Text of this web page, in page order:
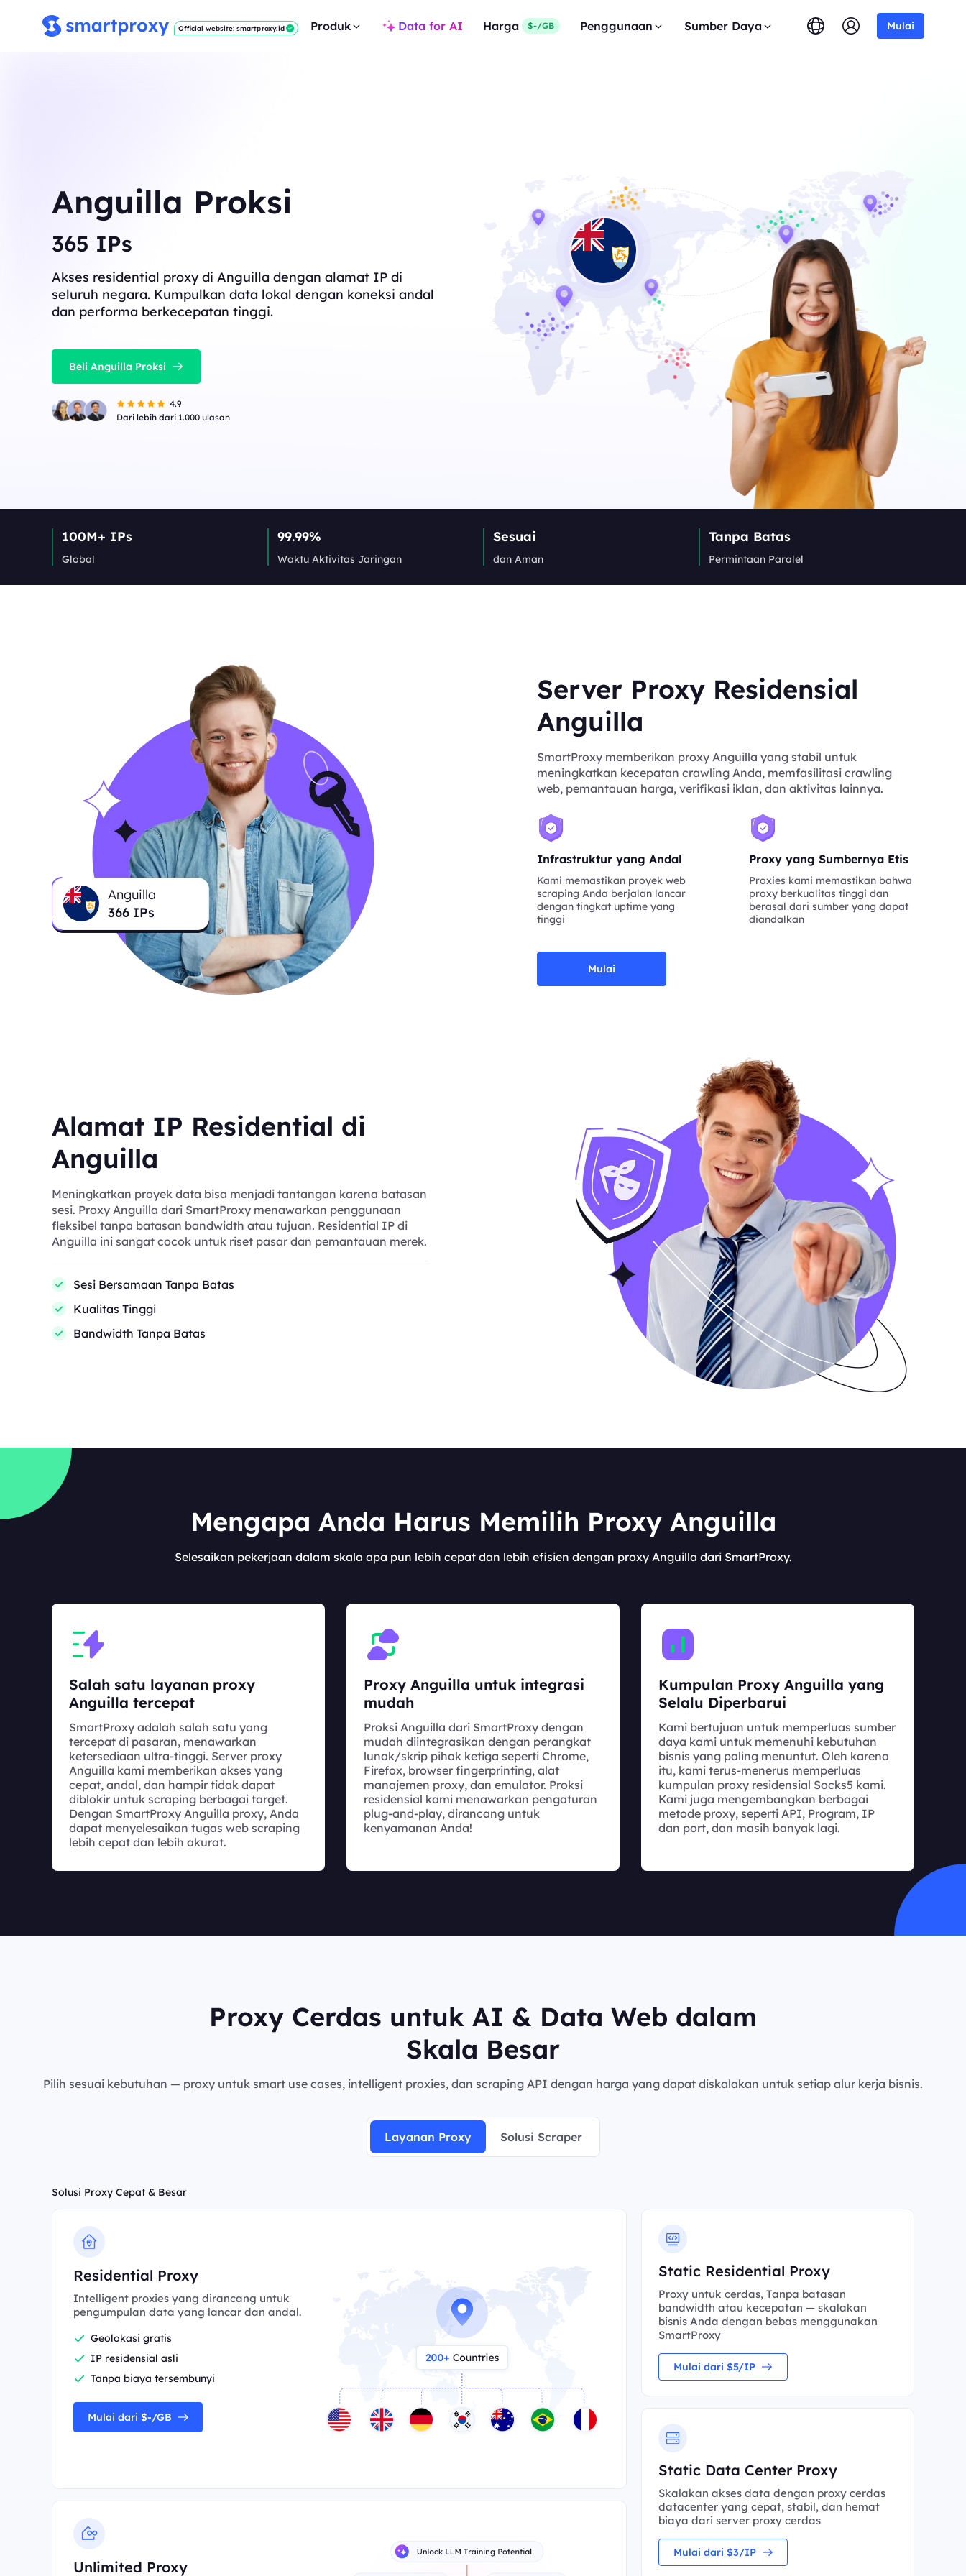
Official website: smartproxy.id Produk Data for AI Harga $-/GB Penggunaan Sumber Daya Mulai
Anguilla Proksi
367 IPs
Akses residential proxy di Anguilla dengan alamat IP di
seluruh negara. Kumpulkan data lokal dengan koneksi andal
dan performa berkecepatan tinggi.
Beli Anguilla Proksi
4.9
Dari lebih dari 1.000 ulasan
100M+ IPs
Global
99.99%
Waktu Aktivitas Jaringan
Sesuai
dan Aman
Tanpa Batas
Permintaan Paralel
Anguilla
367 IPs
Server Proxy Residensial
Anguilla
SmartProxy memberikan proxy Anguilla yang stabil untuk
meningkatkan kecepatan crawling Anda, memfasilitasi crawling
web, pemantauan harga, verifikasi iklan, dan aktivitas lainnya.
Infrastruktur yang Andal
Kami memastikan proyek web
scraping Anda berjalan lancar
dengan tingkat uptime yang
tinggi
Proxy yang Sumbernya Etis
Proxies kami memastikan bahwa
proxy berkualitas tinggi dan
berasal dari sumber yang dapat
diandalkan
Mulai
Alamat IP Residential di
Anguilla
Meningkatkan proyek data bisa menjadi tantangan karena batasan
sesi. Proxy Anguilla dari SmartProxy menawarkan penggunaan
fleksibel tanpa batasan bandwidth atau tujuan. Residential IP di
Anguilla ini sangat cocok untuk riset pasar dan pemantauan merek.
Sesi Bersamaan Tanpa Batas
Kualitas Tinggi
Bandwidth Tanpa Batas
Mengapa Anda Harus Memilih Proxy Anguilla
Selesaikan pekerjaan dalam skala apa pun lebih cepat dan lebih efisien dengan proxy Anguilla dari SmartProxy.
Salah satu layanan proxy
Anguilla tercepat
SmartProxy adalah salah satu yang
tercepat di pasaran, menawarkan
ketersediaan ultra-tinggi. Server proxy
Anguilla kami memberikan akses yang
cepat, andal, dan hampir tidak dapat
diblokir untuk scraping berbagai target.
Dengan SmartProxy Anguilla proxy, Anda
dapat menyelesaikan tugas web scraping
lebih cepat dan lebih akurat.
Proxy Anguilla untuk integrasi
mudah
Proksi Anguilla dari SmartProxy dengan
mudah diintegrasikan dengan perangkat
lunak/skrip pihak ketiga seperti Chrome,
Firefox, browser fingerprinting, alat
manajemen proxy, dan emulator. Proksi
residensial kami menawarkan pengaturan
plug-and-play, dirancang untuk
kenyamanan Anda!
Kumpulan Proxy Anguilla yang
Selalu Diperbarui
Kami bertujuan untuk memperluas sumber
daya kami untuk memenuhi kebutuhan
bisnis yang paling menuntut. Oleh karena
itu, kami terus-menerus memperluas
kumpulan proxy residensial Socks5 kami.
Kami juga mengembangkan berbagai
metode proxy, seperti API, Program, IP
dan port, dan masih banyak lagi.
Proxy Cerdas untuk AI & Data Web dalam
Skala Besar
Pilih sesuai kebutuhan — proxy untuk smart use cases, intelligent proxies, dan scraping API dengan harga yang dapat diskalakan untuk setiap alur kerja bisnis.
Layanan Proxy Solusi Scraper
Solusi Proxy Cepat & Besar
Residential Proxy
Intelligent proxies yang dirancang untuk
pengumpulan data yang lancar dan andal.
Geolokasi gratis
IP residensial asli
Tanpa biaya tersembunyi
Mulai dari $-/GB
Unlimited Proxy
Static Residential Proxy
Proxy untuk cerdas, Tanpa batasan
bandwidth atau kecepatan — skalakan
bisnis Anda dengan bebas menggunakan
SmartProxy
Mulai dari $5/IP
Static Data Center Proxy
Skalakan akses data dengan proxy cerdas
datacenter yang cepat, stabil, dan hemat
biaya dari server proxy cerdas
Mulai dari $3/IP